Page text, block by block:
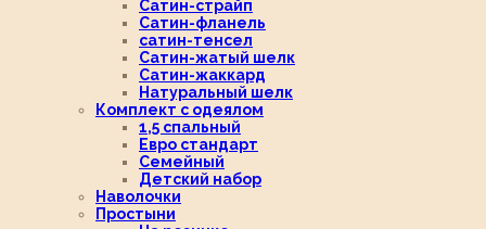
Сатин-страйп
Сатин-фланель
сатин-тенсел
Сатин-жатый шелк
Сатин-жаккард
Натуральный шелк
Комплект с одеялом
1,5 спальный
Евро стандарт
Семейный
Детский набор
Наволочки
Простыни